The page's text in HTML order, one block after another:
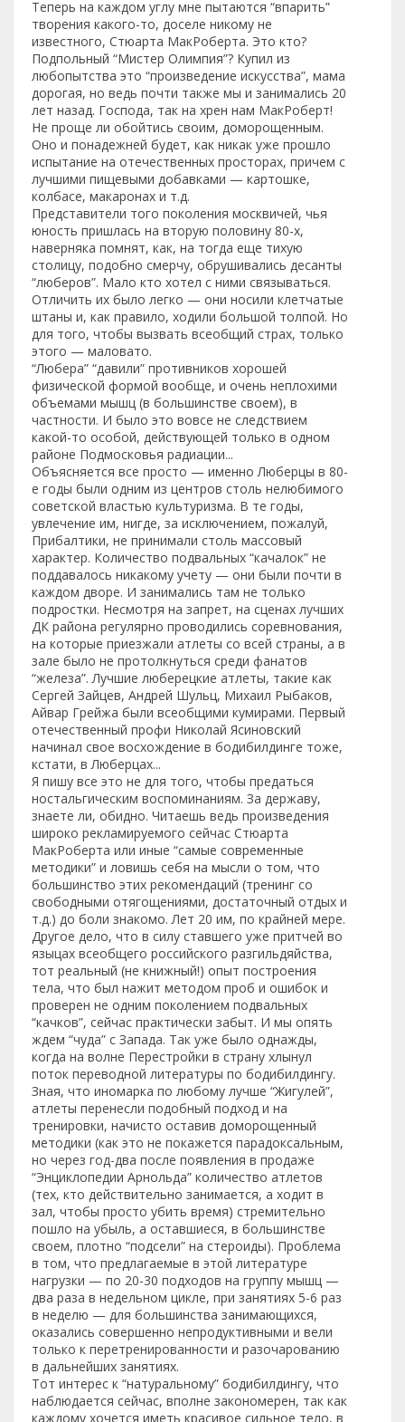
Теперь на каждом углу мне пытаются “впарить”
творения какого-то, доселе никому не
известного, Стюарта МакРоберта. Это кто?
Подпольный “Мистер Олимпия”? Купил из
любопытства это “произведение искусства”, мама
дорогая, но ведь почти также мы и занимались 20
лет назад. Господа, так на хрен нам МакРоберт!
Не проще ли обойтись своим, доморощенным.
Оно и понадежней будет, как никак уже прошло
испытание на отечественных просторах, причем с
лучшими пищевыми добавками — картошке,
колбасе, макаронах и т.д.
Представители того поколения москвичей, чья
юность пришлась на вторую половину 80-х,
наверняка помнят, как, на тогда еще тихую
столицу, подобно смерчу, обрушивались десанты
“люберов”. Мало кто хотел с ними связываться.
Отличить их было легко — они носили клетчатые
штаны и, как правило, ходили большой толпой. Но
для того, чтобы вызвать всеобщий страх, только
этого — маловато.
“Любера” “давили” противников хорошей
физической формой вообще, и очень неплохими
объемами мышц (в большинстве своем), в
частности. И было это вовсе не следствием
какой-то особой, действующей только в одном
районе Подмосковья радиации...
Объясняется все просто — именно Люберцы в 80-
е годы были одним из центров столь нелюбимого
советской властью культуризма. В те годы,
увлечение им, нигде, за исключением, пожалуй,
Прибалтики, не принимали столь массовый
характер. Количество подвальных “качалок” не
поддавалось никакому учету — они были почти в
каждом дворе. И занимались там не только
подростки. Несмотря на запрет, на сценах лучших
ДК района регулярно проводились соревнования,
на которые приезжали атлеты со всей страны, а в
зале было не протолкнуться среди фанатов
“железа”. Лучшие люберецкие атлеты, такие как
Сергей Зайцев, Андрей Шульц, Михаил Рыбаков,
Айвар Грейжа были всеобщими кумирами. Первый
отечественный профи Николай Ясиновский
начинал свое восхождение в бодибилдинге тоже,
кстати, в Люберцах...
Я пишу все это не для того, чтобы предаться
ностальгическим воспоминаниям. За державу,
знаете ли, обидно. Читаешь ведь произведения
широко рекламируемого сейчас Стюарта
МакРоберта или иные “самые современные
методики” и ловишь себя на мысли о том, что
большинство этих рекомендаций (тренинг со
свободными отягощениями, достаточный отдых и
т.д.) до боли знакомо. Лет 20 им, по крайней мере.
Другое дело, что в силу ставшего уже притчей во
языцах всеобщего российского разгильдяйства,
тот реальный (не книжный!) опыт построения
тела, что был нажит методом проб и ошибок и
проверен не одним поколением подвальных
“качков”, сейчас практически забыт. И мы опять
ждем “чуда” с Запада. Так уже было однажды,
когда на волне Перестройки в страну хлынул
поток переводной литературы по бодибилдингу.
Зная, что иномарка по любому лучше “Жигулей”,
атлеты перенесли подобный подход и на
тренировки, начисто оставив доморощенный
методики (как это не покажется парадоксальным,
но через год-два после появления в продаже
“Энциклопедии Арнольда” количество атлетов
(тех, кто действительно занимается, а ходит в
зал, чтобы просто убить время) стремительно
пошло на убыль, а оставшиеся, в большинстве
своем, плотно “подсели” на стероиды). Проблема
в том, что предлагаемые в этой литературе
нагрузки — по 20-30 подходов на группу мышц —
два раза в недельном цикле, при занятиях 5-6 раз
в неделю — для большинства занимающихся,
оказались совершенно непродуктивными и вели
только к перетренированности и разочарованию
в дальнейших занятиях.
Тот интерес к “натуральному” бодибилдингу, что
наблюдается сейчас, вполне закономерен, так как
каждому хочется иметь красивое сильное тело, в